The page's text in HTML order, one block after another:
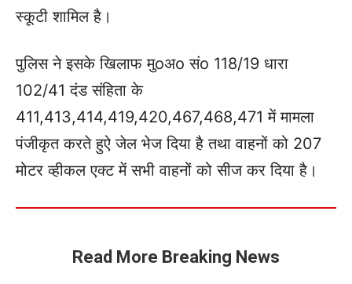
स्कूटी शामिल है।
पुलिस ने इसके खिलाफ मुoअo संo 118/19 धारा
102/41 दंड संहिता के
411,413,414,419,420,467,468,471 में मामला
पंजीकृत करते हुऐ जेल भेज दिया है तथा वाहनों को 207
मोटर व्हीकल एक्ट में सभी वाहनों को सीज कर दिया है।
Read More Breaking News